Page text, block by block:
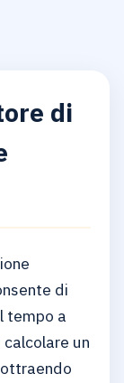
di
di
tempo a
un